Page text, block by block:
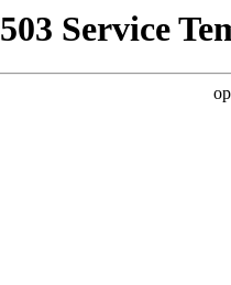
503 Service